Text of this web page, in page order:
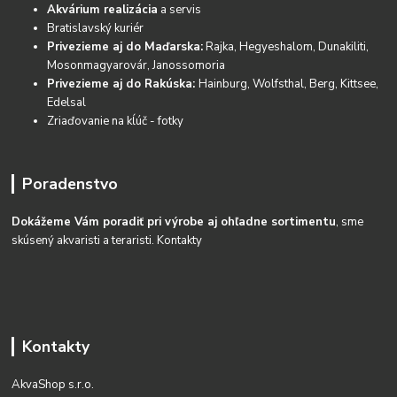
Akvárium realizácia a servis
Bratislavský kuriér
Privezieme aj do Maďarska:Rajka, Hegyeshalom, Dunakiliti,
Mosonmagyarovár, Janossomoria
Privezieme aj do Rakúska:Hainburg, Wolfsthal, Berg, Kittsee,
Edelsal
Zriaďovanie na kĺúč - fotky
Poradenstvo
Dokážeme Vám poradiť pri výrobe aj ohľadne sortimentu, sme
skúsený akvaristi a teraristi.Kontakty
Kontakty
AkvaShop s.r.o.